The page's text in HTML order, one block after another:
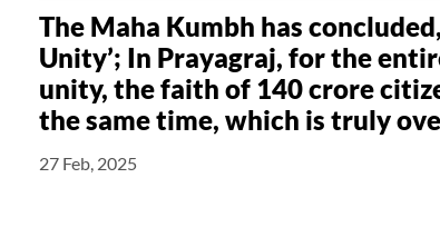
The Maha Kumbh has
Unity’; In Prayagraj, for the
unity, the faith of 140 crore
the same time, which is truly
27 Feb, 2025